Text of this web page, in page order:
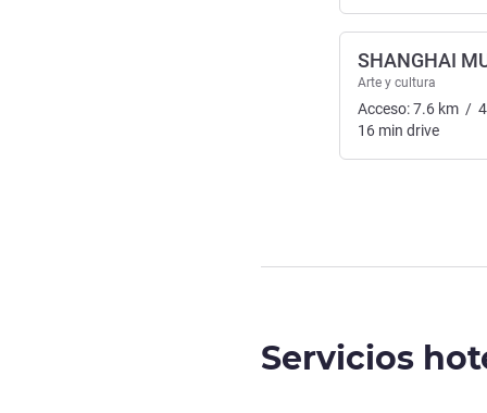
SHANGHAI
Arte y cultura
Acceso:7.6 km /
16 min drive
Servicios